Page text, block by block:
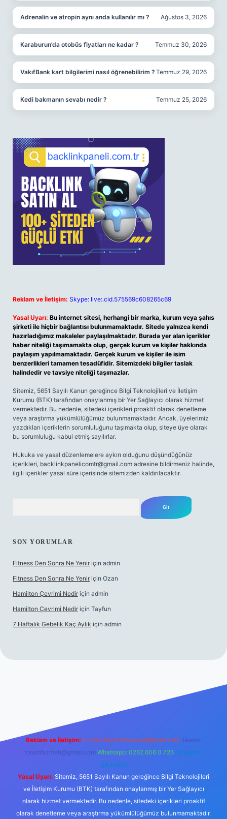
Adrenalin ve atropin aynı anda kullanılır mı ? Ağustos 3, 2026
Karaburun’da otobüs fiyatları ne kadar ? Temmuz 30, 2026
VakıfBank kart bilgilerimi nasıl öğrenebilirim ? Temmuz 29, 2026
Kedi bakmanın sevabı nedir ? Temmuz 25, 2026
Reklam ve İletişim: Skype: live:.cid.575569c608265c69
Yasal Uyarı: Bu internet sitesi, herhangi bir marka, kurum veya şahıs
şirketi ile hiçbir bağlantısı bulunmamaktadır. Sitede yalnızca kendi
hazırladığımız makaleler paylaşılmaktadır. Burada yer alan içerikler
haber niteliği taşımamakta olup, gerçek kurum ve kişiler hakkında
paylaşım yapılmamaktadır. Gerçek kurum ve kişiler ile isim
benzerlikleri tamamen tesadüfidir. Sitemizdeki bilgiler taslak
halindedir ve tavsiye niteliği taşımazlar.
Sitemiz, 5651 Sayılı Kanun gereğince Bilgi Teknolojileri ve İletişim
Kurumu (BTK) tarafından onaylanmış bir Yer Sağlayıcı olarak hizmet
vermektedir. Bu nedenle, sitedeki içerikleri proaktif olarak denetleme
veya araştırma yükümlülüğümüz bulunmamaktadır. Ancak, üyelerimiz
yazdıkları içeriklerin sorumluluğunu taşımakta olup, siteye üye olarak
bu sorumluluğu kabul etmiş sayılırlar.
Hukuka ve yasal düzenlemelere aykırı olduğunu düşündüğünüz
içerikleri, backlinkpanelicomtr@gmail.com adresine bildirmeniz halinde,
ilgili içerikler yasal süre içerisinde sitemizden kaldırılacaktır.
SON YORUMLAR
Fitness Den Sonra Ne Yenir için admin
Fitness Den Sonra Ne Yenir için Ozan
Hamilton Çevrimi Nedir için admin
Hamilton Çevrimi Nedir için Tayfun
7 Haftalık Gebelik Kaç Aylık için admin
Reklam ve İletişim: E-mail: backlinkpaneli@gmail.com Teams:
forumhizmeti@gmail.com Whatsapp: 0262 606 0 726 Telegram:
@karabul
Yasal Uyarı: Sitemiz, 5651 Sayılı Kanun gereğince Bilgi Teknolojileri
ve İletişim Kurumu (BTK) tarafından onaylanmış bir Yer Sağlayıcı
olarak hizmet vermektedir. Bu nedenle, sitedeki içerikleri proaktif
olarak denetleme veya araştırma yükümlülüğümüz bulunmamaktadır.